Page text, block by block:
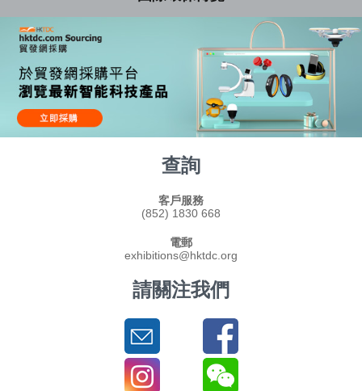
查詢
客戶服務
(852) 1830 668
電郵
exhibitions@hktdc.org
請關注我們